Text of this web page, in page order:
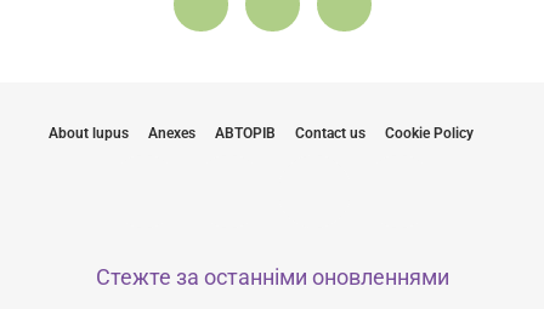
About lupus Anexes АВТОРІВ Contact us Cookie Policy
Стежте за останніми оновленнями